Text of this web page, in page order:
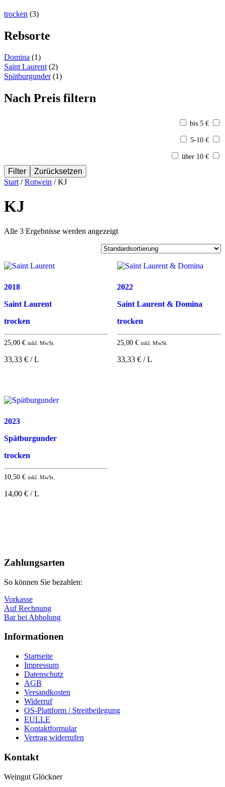
trocken (3)
Rebsorte
Domina (1)
Saint Laurent (2)
Spätburgunder (1)
Nach Preis filtern
bis 5 €
5-10 €
über 10 €
Filter Zurücksetzen
Start /Rotwein / KJ
KJ
Alle 3 Ergebnisse werden angezeigt
2018
Saint Laurent
trocken
25,00 € inkl. MwSt.
33,33 € / L
2022
Saint Laurent & Domina
trocken
25,00 € inkl. MwSt.
33,33 € / L
2023
Spätburgunder
trocken
10,50 € inkl. MwSt.
14,00 € / L
oben
Zahlungsarten
So können Sie bezahlen:
Vorkasse
Auf Rechnung
Bar bei Abholung
Informationen
Startseite
Impressum
Datenschutz
AGB
Versandkosten
Widerruf
OS-Plattform / Streitbeilegung
EULLE
Kontaktformular
Vertrag widerrufen
Kontakt
Weingut Glöckner